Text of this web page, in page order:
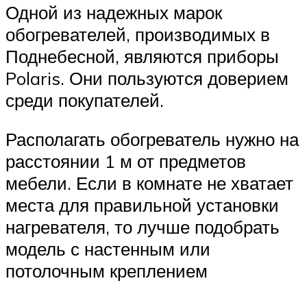
Одной из надежных марок
обогревателей, производимых в
Поднебесной, являются приборы
Polaris. Они пользуются доверием
среди покупателей.
Располагать обогреватель нужно на
расстоянии 1 м от предметов
мебели. Если в комнате не хватает
места для правильной установки
нагревателя, то лучше подобрать
модель с настенным или
потолочным креплением